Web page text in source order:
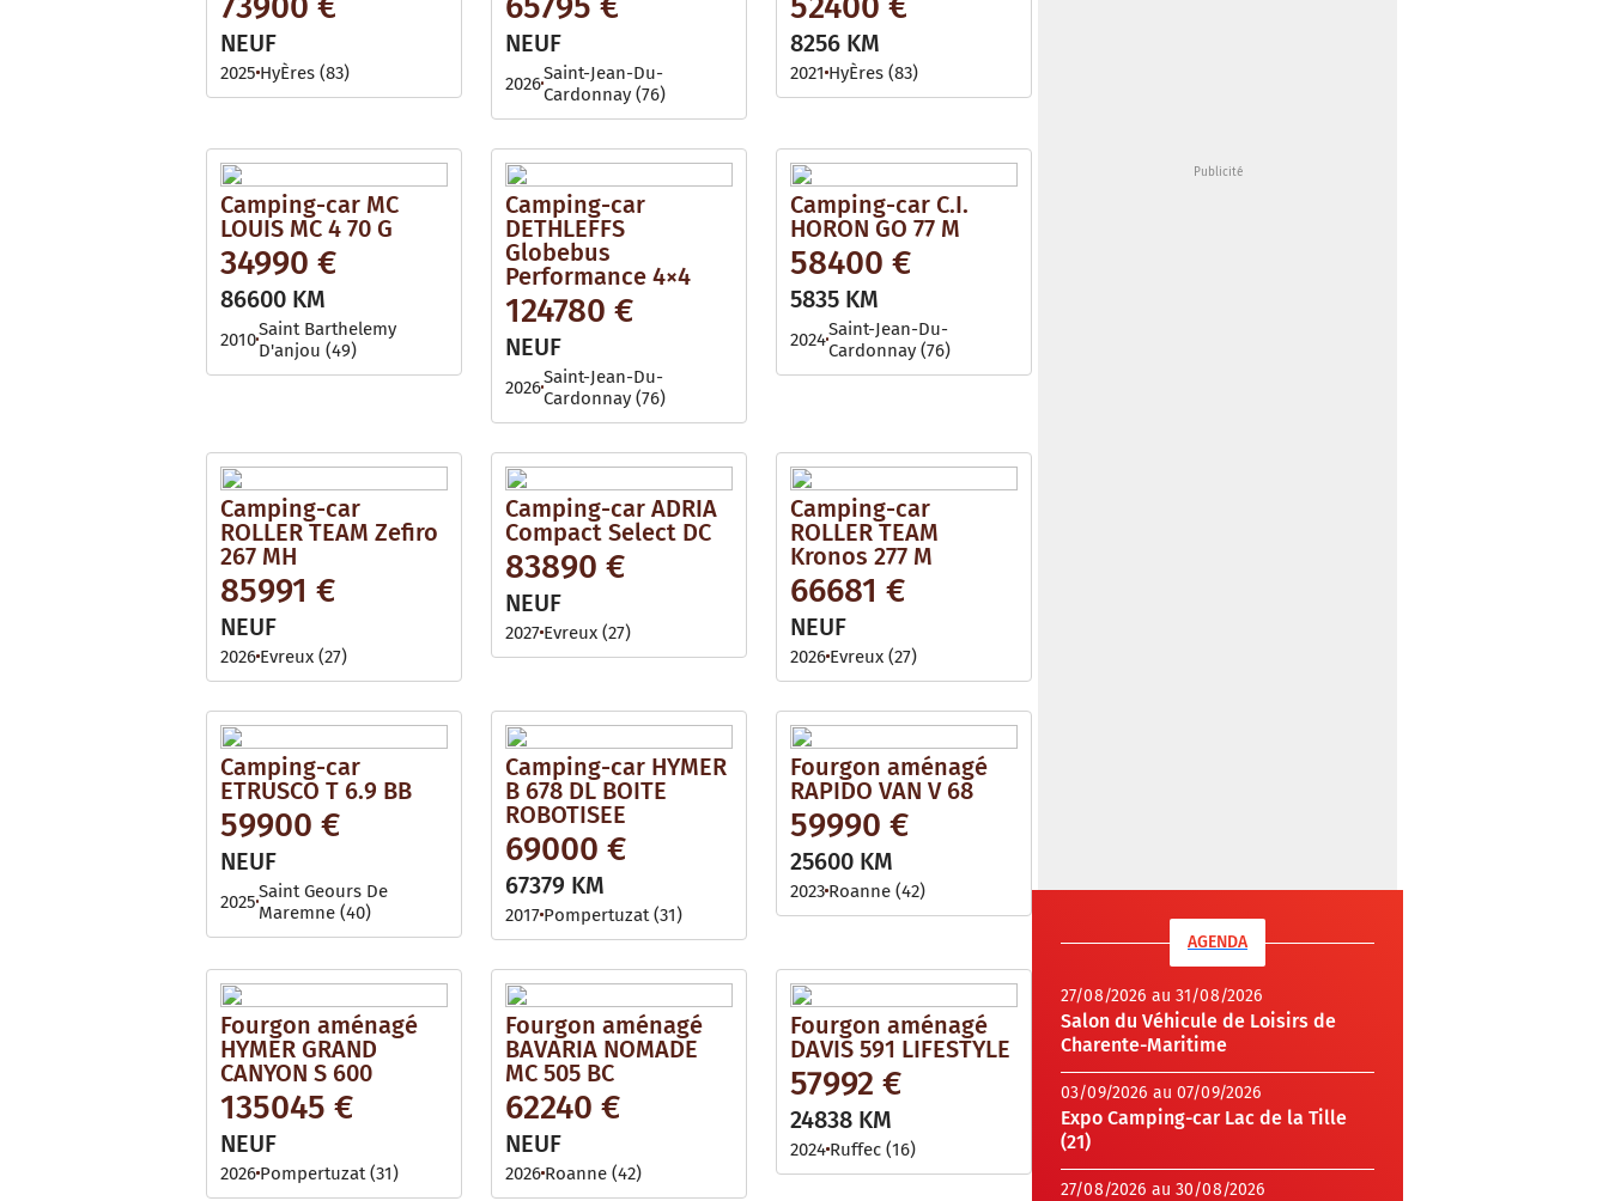
l
a
b
l
NEUF
2025 HyÈres (83)
NEUF
2026Saint-Jean-Du-
Cardonnay (76)
8256 KM
2021 HyÈres (83)
Camping-car MC
LOUIS MC 4 70 G
34990 €
86600 KM
2010Saint Barthelemy
D'anjou (49)
Camping-car
DETHLEFFS
Globebus
Performance 4×4
124780 €
NEUF
2026Saint-Jean-Du-
Cardonnay (76)
Camping-car C.I.
HORON GO 77 M
58400 €
5835 KM
2024Saint-Jean-Du-
Cardonnay (76)
Camping-car
ROLLER TEAM Zefiro
267 MH
85991 €
NEUF
2026 Evreux (27)
Camping-car ADRIA
Compact Select DC
83890 €
NEUF
2027 Evreux (27)
Camping-car
ROLLER TEAM
Kronos 277 M
66681 €
NEUF
2026 Evreux (27)
Camping-car
ETRUSCO T 6.9 BB
59900 €
NEUF
2025Saint Geours De
Maremne (40)
Camping-car HYMER
B 678 DL BOITE
ROBOTISEE
69000 €
67379 KM
2017 Pompertuzat (31)
Fourgon aménagé
RAPIDO VAN V 68
59990 €
25600 KM
2023 Roanne (42)
Fourgon aménagé
HYMER GRAND
CANYON S 600
135045 €
NEUF
2026 Pompertuzat (31)
Fourgon aménagé
BAVARIA NOMADE
MC 505 BC
62240 €
NEUF
2026 Roanne (42)
Fourgon aménagé
DAVIS 591 LIFESTYLE
57992 €
24838 KM
2024 Ruffec (16)
AGENDA
27/08/2026 au 31/08/2026
Salon du Véhicule de Loisirs de
Charente-Maritime
03/09/2026 au 07/09/2026
Expo Camping-car Lac de la Tille
(21)
27/08/2026 au 30/08/2026